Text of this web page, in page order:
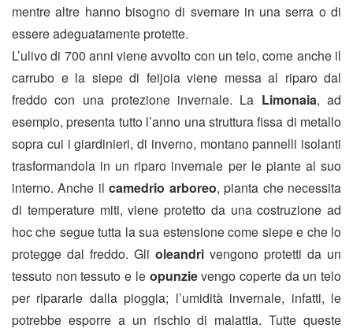
mentre altre hanno bisogno di svernare in una serra o di
essere adeguatamente protette.
L’ulivo di 700 anni viene avvolto con un telo, come anche il
carrubo e la siepe di feijoia viene messa al riparo dal
freddo con una protezione invernale. La Limonaia, ad
esempio, presenta tutto l’anno una struttura fissa di metallo
sopra cui i giardinieri, di inverno, montano pannelli isolanti
trasformandola in un riparo invernale per le piante al suo
interno. Anche il camedrio arboreo, pianta che necessita
di temperature miti, viene protetto da una costruzione ad
hoc che segue tutta la sua estensione come siepe e che lo
protegge dal freddo. Gli oleandri vengono protetti da un
tessuto non tessuto e le opunzie vengo coperte da un telo
per ripararle dalla pioggia; l’umidità invernale, infatti, le
potrebbe esporre a un rischio di malattia. Tutte queste